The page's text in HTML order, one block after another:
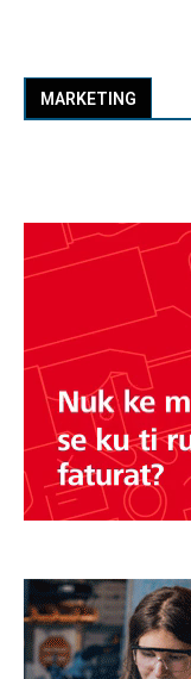
MARKETING